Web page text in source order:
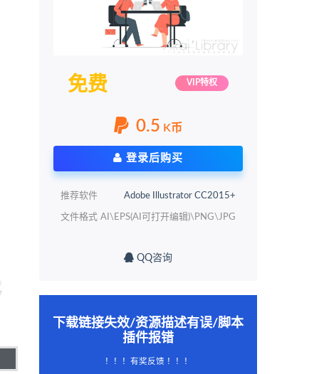
免费 VIP特权
0.5 K币
登录后购买
推荐软件 Adobe Illustrator CC2015+
文件格式 AI\EPS(AI可打开编辑)\PNG\JPG
QQ咨询
下载链接失效/资源描述有误/脚本
插件报错
！！！有奖反馈 ！！！